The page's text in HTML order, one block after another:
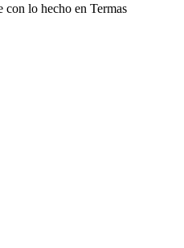
lo hecho en Termas